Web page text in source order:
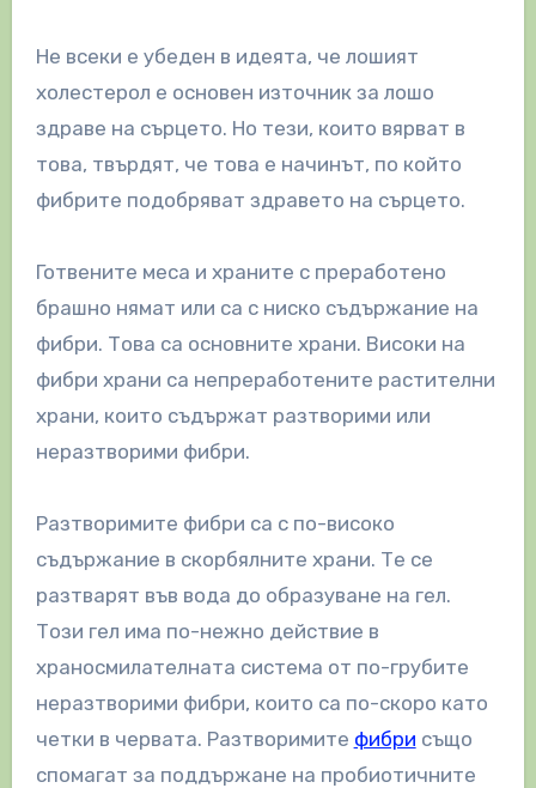
Не всеки е убеден в идеята, че лошият
холестерол е основен източник за лошо
здраве на сърцето. Но тези, които вярват в
това, твърдят, че това е начинът, по който
фибрите подобряват здравето на сърцето.
Готвените меса и храните с преработено
брашно нямат или са с ниско съдържание на
фибри. Това са основните храни. Високи на
фибри храни са непреработените растителни
храни, които съдържат разтворими или
неразтворими фибри.
Разтворимите фибри са с по-високо
съдържание в скорбялните храни. Те се
разтварят във вода до образуване на гел.
Този гел има по-нежно действие в
храносмилателната система от по-грубите
неразтворими фибри, които са по-скоро като
четки в червата. Разтворимите фибри също
спомагат за поддържане на пробиотичните